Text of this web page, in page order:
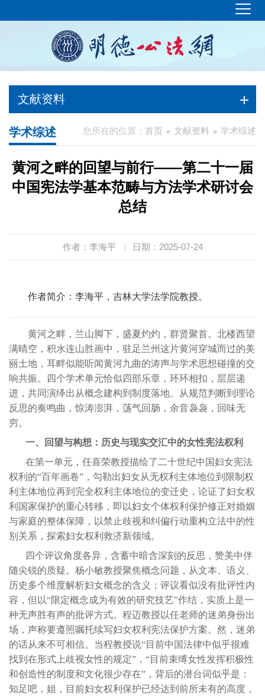
文献资料
您所在的位置： 首页 文献资料 学术综述
学术综述
黄河之畔的回望与前行——第二十一届
中国宪法学基本范畴与方法学术研讨会
总结
作者：李海平 | 日期：2025-07-24
作者简介：李海平，吉林大学法学院教授。
黄河之畔，兰山脚下，盛夏灼灼，群贤聚首。北楼西望
满晴空，积水连山胜画中，驻足兰州这片黄河穿城而过的美
丽土地，耳畔似能听闻黄河九曲的涛声与学术思想碰撞的交
响共振。四个学术单元恰似四部乐章，环环相扣，层层递
进，共同演绎出从概念建构到制度落地、从规范判断到理论
反思的奏鸣曲，惊涛澎湃，荡气回肠，余音袅袅，回味无
穷。
一、回望与构想：历史与现实交汇中的女性宪法权利
在第一单元，任喜荣教授描绘了二十世纪中国妇女宪法
权利的“百年画卷”，勾勒出妇女从无权利主体地位到限制权
利主体地位再到完全权利主体地位的变迁史，论证了妇女权
利国家保护的重心转移，即以妇女个体权利保护修正对婚姻
与家庭的整体保障，以禁止歧视和纠偏行动重构立法中的性
别关系，探索妇女权利救济新领域。
四个评议角度各异，含蓄中暗含深刻的反思，赞美中伴
随尖锐的质疑。杨小敏教授聚焦概念问题，从文本、语义、
历史多个维度解析妇女概念的含义；评议看似没有批评性内
容，但以“限定概念成为有效的研究技艺”作结，实质上是一
种无声胜有声的批评方式。程迈教授以任老师的迷弟身份出
场，声称要遵照嘱托续写妇女权利宪法保护方案。然，迷弟
的话从来不可相信。当程教授说“目前中国法律中似乎很难
找到在形式上歧视女性的规定”，“目前束缚女性发挥积极性
和创造性的制度和文化很少存在”，背后的潜台词似乎是：
知足吧，姐，目前妇女权利保护已经达到前所未有的高度，